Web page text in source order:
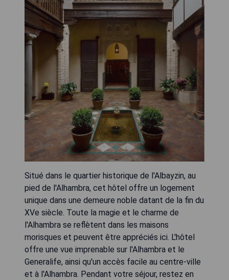
Situé dans le quartier historique de l'Albayzin, au
pied de l'Alhambra, cet hôtel offre un logement
unique dans une demeure noble datant de la fin du
XVe siècle. Toute la magie et le charme de
l'Alhambra se reflètent dans les maisons
morisques et peuvent être appréciés ici. L'hôtel
offre une vue imprenable sur l'Alhambra et le
Generalife, ainsi qu'un accès facile au centre-ville
et à l'Alhambra. Pendant votre séjour, restez en